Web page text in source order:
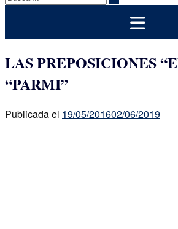
LAS PREPOSICIONES
“PARMI”
Publicada el 19/05/201602/06/2019